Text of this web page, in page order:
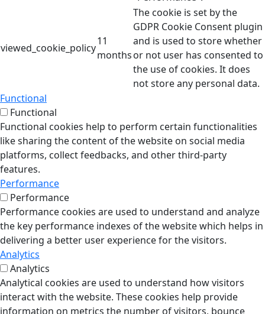
viewed_cookie_policy
11
months
The cookie is set by the
GDPR Cookie Consent plugin
and is used to store whether
or not user has consented to
the use of cookies. It does
not store any personal data.
Functional
Functional
Functional cookies help to perform certain functionalities
like sharing the content of the website on social media
platforms, collect feedbacks, and other third-party
features.
Performance
Performance
Performance cookies are used to understand and analyze
the key performance indexes of the website which helps in
delivering a better user experience for the visitors.
Analytics
Analytics
Analytical cookies are used to understand how visitors
interact with the website. These cookies help provide
information on metrics the number of visitors, bounce